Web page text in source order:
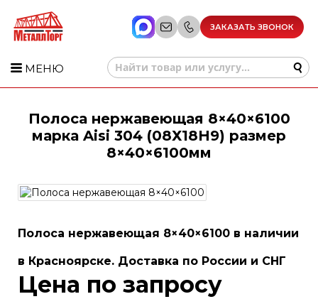
ЗАКАЗАТЬ ЗВОНОК
МЕНЮ
Полоса нержавеющая 8×40×6100
марка Aisi 304 (08Х18Н9) размер
8×40×6100мм
Полоса нержавеющая 8×40×6100 в наличии
в Красноярске. Доставка по России и СНГ
Цена по запросу